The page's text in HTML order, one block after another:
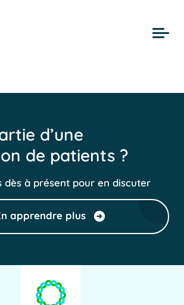
d’une
de patients ?
dès à présent pour en discuter
apprendre plus